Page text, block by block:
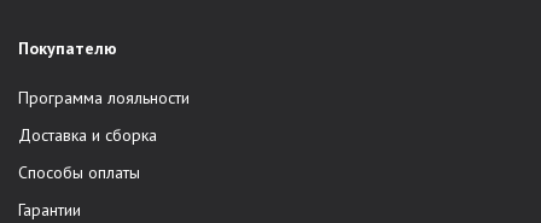
Покупателю
Программа лояльности
Доставка и сборка
Способы оплаты
Гарантии